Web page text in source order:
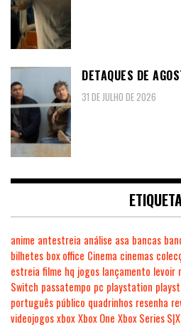
DETAQUES DE
31 DE JULHO DE 2026
anime antestreia análise asa bancas
bilhetes box office Cinema cinemas
estreia filme hq jogos lançamento levoir
Switch passatempo pc playstation
português público quadrinhos resenha
videojogosxboxXbox One Xbox Series S|X